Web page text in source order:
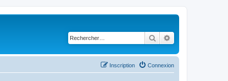
Rechercher
Connexion
Inscription